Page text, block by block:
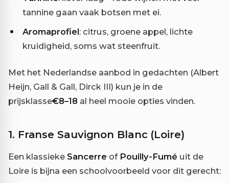
tannine gaan vaak botsen met ei.
Aromaprofiel: citrus, groene appel, lichte
kruidigheid, soms wat steenfruit.
Met het Nederlandse aanbod in gedachten (Albert
Heijn, Gall & Gall, Dirck III) kun je in de
prijsklasse€8–18 al heel mooie opties vinden.
1. Franse Sauvignon Blanc (Loire)
Een klassieke Sancerre of Pouilly-Fumé uit de
Loire is bijna een schoolvoorbeeld voor dit gerecht: